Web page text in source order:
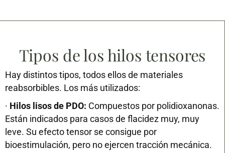
Tipos de los hilos tensores
Hay distintos tipos, todos ellos de materiales
reabsorbibles. Los más utilizados:
· Hilos lisos de PDO: Compuestos por polidioxanonas.
Están indicados para casos de flacidez muy, muy
leve. Su efecto tensor se consigue por
bioestimulación, pero no ejercen tracción mecánica.